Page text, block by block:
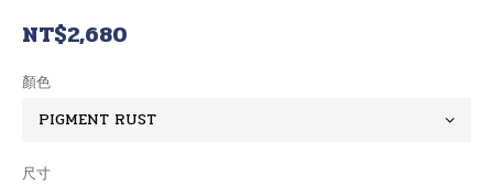
NT$2,680
顏色
尺寸